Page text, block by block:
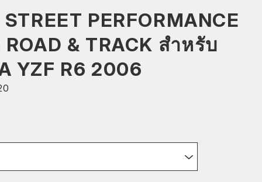
PERFORMANCE
& TRACK สำหรับ
YZF R6 2006